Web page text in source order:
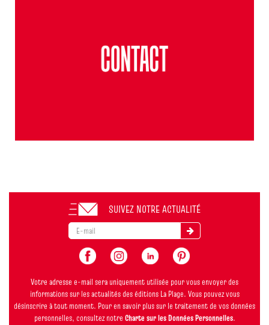
SUIVEZ NOTRE ACTUALITÉ
Votre adresse e-mail sera uniquement utilisée pour vous envoyer des
informations sur les actualités des éditions La Plage. Vous pouvez vous
désinscrire à tout moment. Pour en savoir plus sur le traitement de vos données
personnelles, consultez notre Charte sur les Données Personnelles.